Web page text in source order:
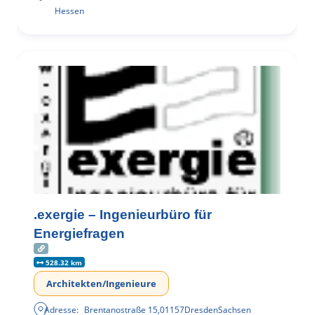
Hessen
.exergie – Ingenieurbüro für
Energiefragen
528.32 km
Architekten/Ingenieure
Adresse: Brentanostraße 15,01157DresdenSachsen